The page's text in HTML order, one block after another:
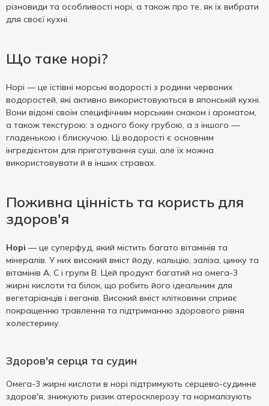
різновиди та особливості норі, а також про те, як їх вибрати
для своєї кухні.
Що таке норі?
Норі — це їстівні морські водорості з родини червоних
водоростей, які активно використовуються в японській кухні.
Вони відомі своїм специфічним морським смаком і ароматом,
а також текстурою: з одного боку грубою, а з іншого —
гладенькою і блискучою. Ці водорості є основним
інгредієнтом для приготування суші, але їх можна
використовувати й в інших стравах.
Поживна цінність та користь для
здоров'я
Норі — це суперфуд, який містить багато вітамінів та
мінералів. У них високий вміст йоду, кальцію, заліза, цинку та
вітамінів A, C і групи B. Цей продукт багатий на омега-3
жирні кислоти та білок, що робить його ідеальним для
вегетаріанців і веганів. Високий вміст клітковини сприяє
покращенню травлення та підтриманню здорового рівня
холестерину.
Здоров'я серця та судин
Омега-3 жирні кислоти в норі підтримують серцево-судинне
здоров'я, знижують ризик атеросклерозу та нормалізують